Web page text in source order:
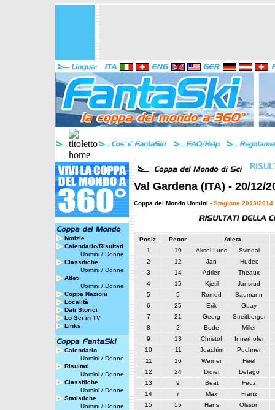
Notizie
Calendario/Risultati
Uomini / Donne
Classifiche
Uomini / Donne
Atleti
Uomini / Donne
Coppa Nazioni
Località
Dati Storici
Lo Sci in TV
Links
Calendario
Uomini / Donne
Risultati
Uomini / Donne
Classifiche
Uomini / Donne
Statistiche
Uomini / Donne
-
Val Gardena (ITA) - 20/12/
Coppa del Mondo Uomini - Stagione 2013/2014
Posiz. Pettor.
Atleta
1
19 Aksel Lund
Svindal
2
12 Jan
Hudec
3
14 Adrien
Theaux
4
15 Kjetil
Jansrud
5
5 Romed
Baumann
6
25 Erik
Guay
7
21 Georg
Streitberger
8
2 Bode
Miller
9
13 Christof
Innerhofer
10
11 Joachim
Puchner
11
16 Werner
Heel
12
24 Didier
Defago
13
9 Beat
Feuz
14
7 Max
Franz
15
55 Hans
Olsson